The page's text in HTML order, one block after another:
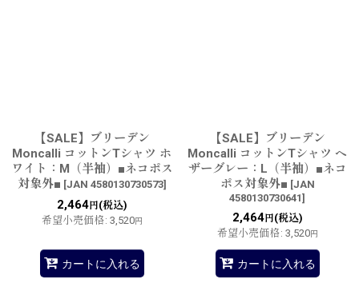
【SALE】ブリーデン
Moncalli コットンTシャツ ホ
ワイト：M（半袖）■ネコポス
対象外■ [JAN 4580130730573]
2,464円(税込)
希望小売価格: 3,520円
カートに入れる
【SALE】ブリーデン
Moncalli コットンTシャツ ヘ
ザーグレー：L（半袖）■ネコ
ポス対象外■ [JAN
4580130730641]
2,464円(税込)
希望小売価格: 3,520円
カートに入れる